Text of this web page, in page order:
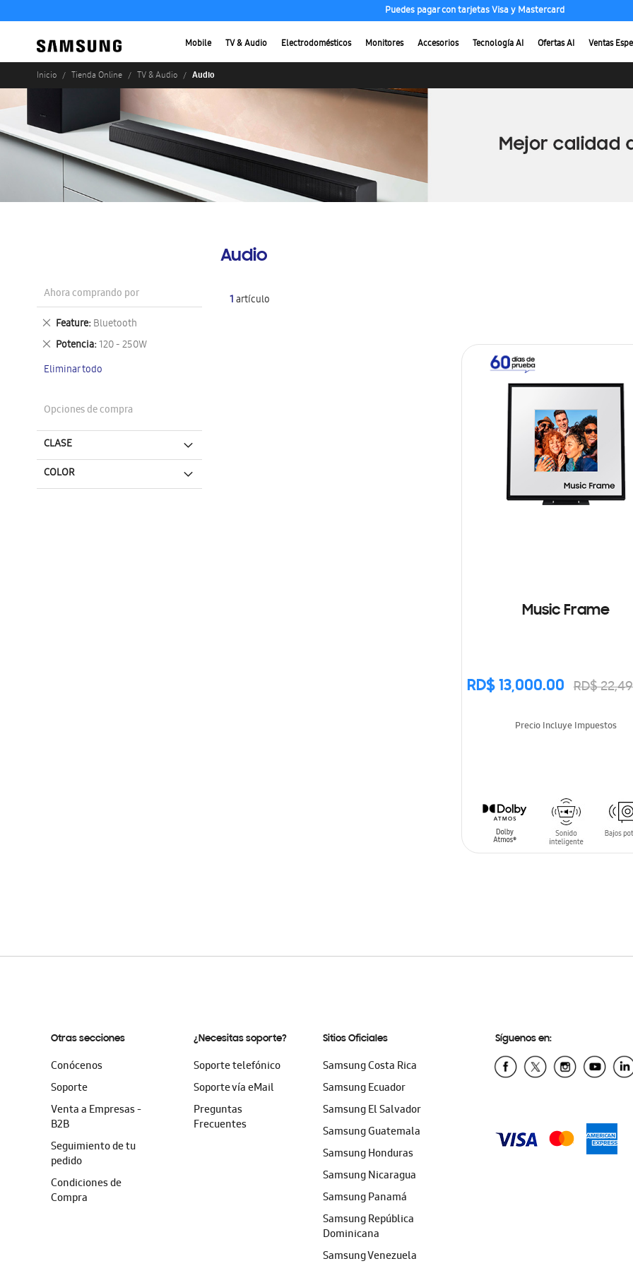
Puedes pagar con tarjetas Visa y Mastercard
Mobile TV & Audio Electrodomésticos Monitores Accesorios Tecnología AI Ofertas AI Ventas
Inicio Tienda Online TV & Audio Audio
Audio
1artículo
Music Frame
RD$ 13,000.00 RD$
Precio Incluye Impuestos
Ahora comprando por
Feature Bluetooth
Eliminar
este
artículo
Potencia 120 - 250W
Eliminar
artículo
Eliminar todo
Opciones de compra
CLASE
COLOR
Otras secciones
Conócenos
Soporte
Venta a Empresas -
B2B
Seguimiento de tu
pedido
Condiciones de
Compra
¿Necesitas soporte?
Soporte telefónico
Soporte vía eMail
Preguntas
Frecuentes
Sitios Oficiales
Samsung Costa Rica
Samsung Ecuador
Samsung El Salvador
Samsung Guatemala
Samsung Honduras
Samsung Nicaragua
Samsung Panamá
Samsung República
Dominicana
Samsung Venezuela
Síguenos en: